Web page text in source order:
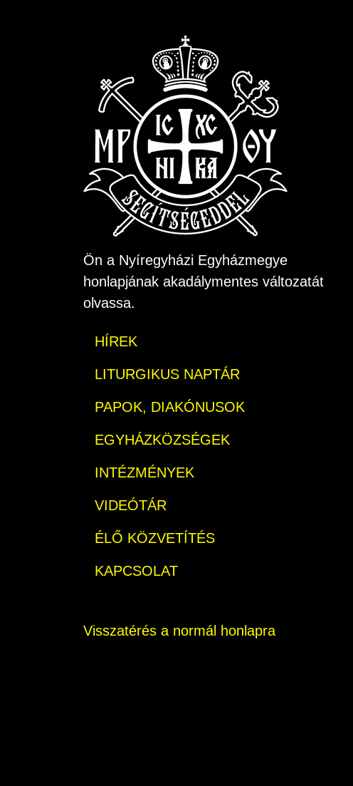
Ön a Nyíregyházi Egyházmegye
honlapjának akadálymentes változatát
olvassa.
HÍREK
LITURGIKUS NAPTÁR
PAPOK, DIAKÓNUSOK
EGYHÁZKÖZSÉGEK
INTÉZMÉNYEK
VIDEÓTÁR
ÉLŐ KÖZVETÍTÉS
KAPCSOLAT
Visszatérés a normál honlapra